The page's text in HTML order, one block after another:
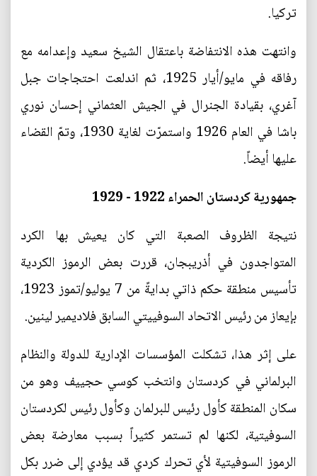
تركيا.
وانتهت هذه الانتفاضة باعتقال الشيخ سعيد وإعدامه مع
رفاقه في مايو/أيار 1925، ثم اندلعت احتجاجات جبل
آغري، بقيادة الجنرال في الجيش العثماني إحسان نوري
باشا في العام 1926 واستمرّت لغاية 1930، وتمّ القضاء
عليها أيضاً.
جمهورية كردستان الحمراء 1922 - 1929
نتيجة الظروف الصعبة التي كان يعيش بها الكرد
المتواجدون في أذريبجان، قررت بعض الرموز الكردية
تأسيس منطقة حكم ذاتي بدايةً من 7 يوليو/تموز 1923،
بإيعاز من رئيس الاتحاد السوفييتي السابق فلاديمير لينين.
على إثر هذا، تشكلت المؤسسات الإدارية للدولة والنظام
البرلماني في كردستان وانتخب كوسي حجييف وهو من
سكان المنطقة كأول رئيس للبرلمان وكأول رئيس لكردستان
السوفيتية، لكنها لم تستمر كثيراً بسبب معارضة بعض
الرموز السوفيتية لأي تحرك كردي قد يؤدي إلى ضرر بكل